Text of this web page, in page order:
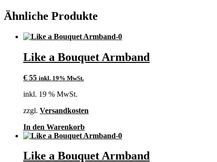
Ähnliche Produkte
Like a Bouquet Armband
€ 55 inkl. 19% MwSt.
inkl. 19 % MwSt.
zzgl. Versandkosten
In den Warenkorb
Like a Bouquet Armband